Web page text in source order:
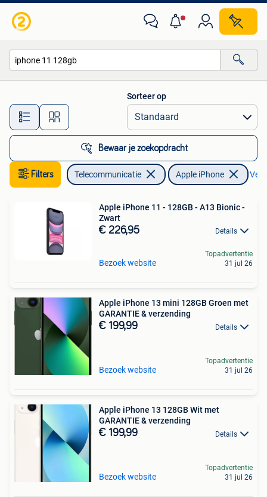
Alle afstanden…
Sorteer op
Bewaar je zoekopdracht
Filters Telecommunicatie Apple iPhone
Apple iPhone 11 - 128GB - A13 Bionic -
Zwart
€ 226,95 Details
Bezoek website
Topadvertentie
31 jul 26
Apple iPhone 13 mini 128GB Groen met
GARANTIE & verzending
€ 199,99 Details
Bezoek website
Topadvertentie
31 jul 26
Apple iPhone 13 128GB Wit met
GARANTIE & verzending
€ 199,99 Details
Bezoek website
Topadvertentie
31 jul 26